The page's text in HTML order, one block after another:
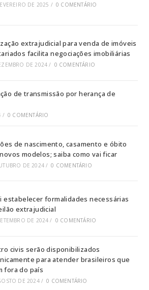
DE 2025 / 0 COMENTÁRIO
extrajudicial para venda de imóveis
facilita negociações imobiliárias
DE 2024 / 0 COMENTÁRIO
de transmissão por herança de
/ 0 COMENTÁRIO
de nascimento, casamento e óbito
modelos; saiba como vai ficar
DE 2024 / 0 COMENTÁRIO
estabelecer formalidades necessárias
extrajudicial
DE 2024 / 0 COMENTÁRIO
civis serão disponibilizados
para atender brasileiros que
fora do país
DE 2024 / 0 COMENTÁRIO